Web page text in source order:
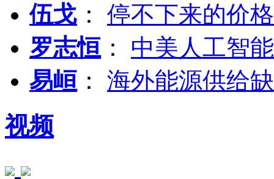
伍戈 ： 停不下来的价
罗志恒 ： 中美人工智
易峘 ： 海外能源供给
视频